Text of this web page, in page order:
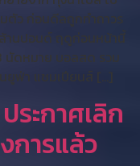
ตัว ก่อนดีลถูกทำถาวร
านปอนด์ ฤดูก่อนหน้านี้
นัดหมาย บอลสด รวม
ฟ่า แชมเปียนส์ […]
ระกาศเลิก
การแล้ว